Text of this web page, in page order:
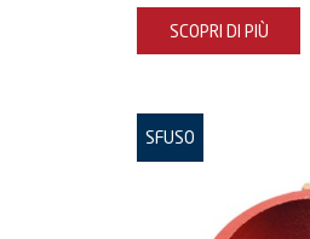
SCOPRI DI PIÙ
SFUSO